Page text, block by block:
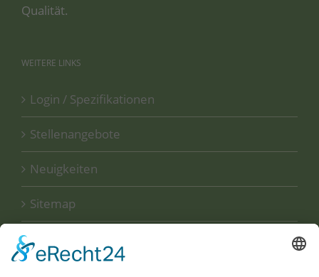
Qualität.
WEITERE LINKS
Login / Spezifikationen
Stellenangebote
Neuigkeiten
Sitemap
Disclaimer